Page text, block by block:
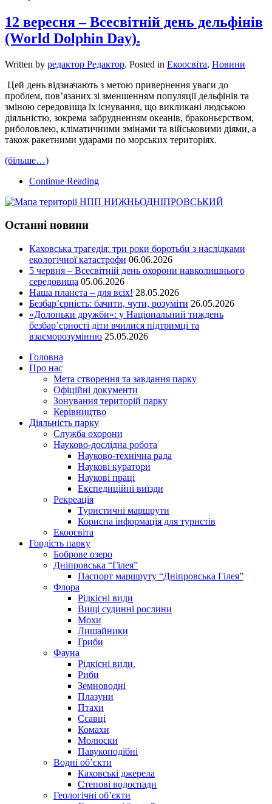
12 вересня – Всесвітній день дельфінів
(World Dolphin Day).
Written by редактор Редактор. Posted in Екоосвіта, Новини
Цей день відзначають з метою привернення уваги до
проблем, пов’язаних зі зменшенням популяції дельфінів та
зміною середовища їх існування, що викликані людською
діяльністю, зокрема забрудненням океанів, браконьєрством,
риболовлею, кліматичними змінами та військовими діями, а
також ракетними ударами по морських територіях.
(більше…)
Continue Reading
Останні новини
Каховська трагедія: три роки боротьби з наслідками
екологічної катастрофи 06.06.2026
5 червня – Всесвітній день охорони навколишнього
середовища 05.06.2026
Наша планета – для всіх! 28.05.2026
Безбар’єрність: бачити, чути, розуміти 26.05.2026
«Долоньки дружби»: у Національний тиждень
безбар’єрності діти вчилися підтримці та
взаєморозумінню 25.05.2026
Головна
Про нас
Мета створення та завдання парку
Офіційні документи
Зонування територій парку
Керівництво
Діяльність парку
Служба охорони
Науково-дослідна робота
Науково-технічна рада
Наукові куратори
Наукові праці
Експедиційні виїзди
Рекреація
Туристичні маршрути
Корисна інформація для туристів
Екоосвіта
Гордість парку
Боброве озеро
Дніпровська “Гілея”
Паспорт маршруту “Дніпровська Гілея”
Флора
Рідкісні види
Вищі судинні рослини
Мохи
Лишайники
Гриби
Фауна
Рідкісні види.
Риби
Земноводні
Плазуни
Птахи
Ссавці
Комахи
Молюски
Павукоподібні
Водні об’єкти
Каховські джерела
Степові водоспади
Геологічні об’єкти